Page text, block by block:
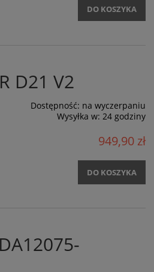
DO KOSZYKA
D21 V2
Dostępność: na wyczerpaniu
Wysyłka w: 24 godziny
949,90 zł
DO KOSZYKA